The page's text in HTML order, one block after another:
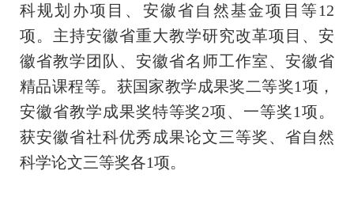
科规划办项目、安徽省自然基金项目等12
项。主持安徽省重大教学研究改革项目、安
徽省教学团队、安徽省名师工作室、安徽省
精品课程等。获国家教学成果奖二等奖1项，
安徽省教学成果奖特等奖2项、一等奖1项。
获安徽省社科优秀成果论文三等奖、省自然
科学论文三等奖各1项。